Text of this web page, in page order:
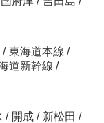
/ 東海道本線 /
道新幹線 /
/ 開成 / 新松田 /